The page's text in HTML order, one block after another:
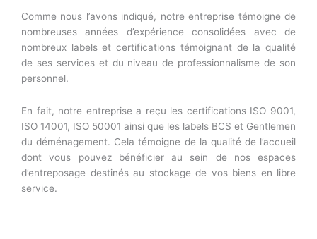
Comme nous l’avons indiqué, notre entreprise témoigne de
nombreuses années d’expérience consolidées avec de
nombreux labels et certifications témoignant de la qualité
de ses services et du niveau de professionnalisme de son
personnel.
En fait, notre entreprise a reçu les certifications ISO 9001,
ISO 14001, ISO 50001 ainsi que les labels BCS et Gentlemen
du déménagement. Cela témoigne de la qualité de l’accueil
dont vous pouvez bénéficier au sein de nos espaces
d’entreposage destinés au stockage de vos biens en libre
service.